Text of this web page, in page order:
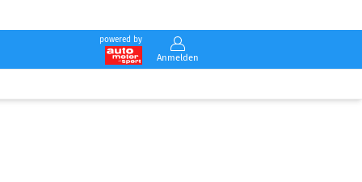
powered by
Anmelden